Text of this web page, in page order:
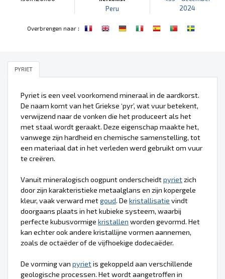
Peru
2024
Overbrengen naar:
PYRIET
Pyriet is een veel voorkomend mineraal in de aardkorst.
De naam komt van het Griekse ‘pyr’, wat vuur betekent,
verwijzend naar de vonken die het produceert als het
met staal wordt geraakt. Deze eigenschap maakte het,
vanwege zijn hardheid en chemische samenstelling, tot
een materiaal dat in het verleden werd gebruikt om vuur
te creëren.
Vanuit mineralogisch oogpunt onderscheidtpyrietzich
door zijn karakteristieke metaalglans en zijn kopergele
kleur, vaak verward metgoud. De kristallisatie vindt
doorgaans plaats in het kubieke systeem, waarbij
perfecte kubusvormige kristallen worden gevormd. Het
kan echter ook andere kristallijne vormen aannemen,
zoals de octaëder of de vijfhoekige dodecaëder.
De vorming van pyrietis gekoppeld aan verschillende
geologische processen. Het wordt aangetroffen in